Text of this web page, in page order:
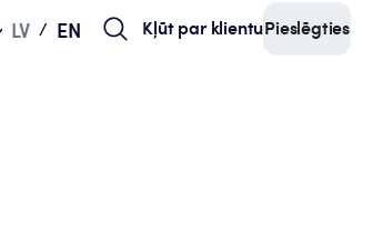
LV / EN Kļūt par klientuPieslēgties